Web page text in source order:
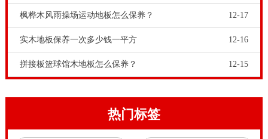
枫桦木风雨操场运动地板怎么保养？ 12-17
实木地板保养一次多少钱一平方 12-16
拼接板篮球馆木地板怎么保养？ 12-15
热门标签